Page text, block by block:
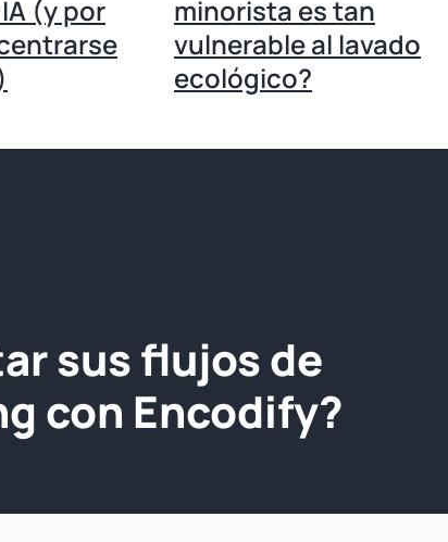
(y por
minorista es tan
vulnerable al lavado
ecológico?
sus flujos de
con Encodify?